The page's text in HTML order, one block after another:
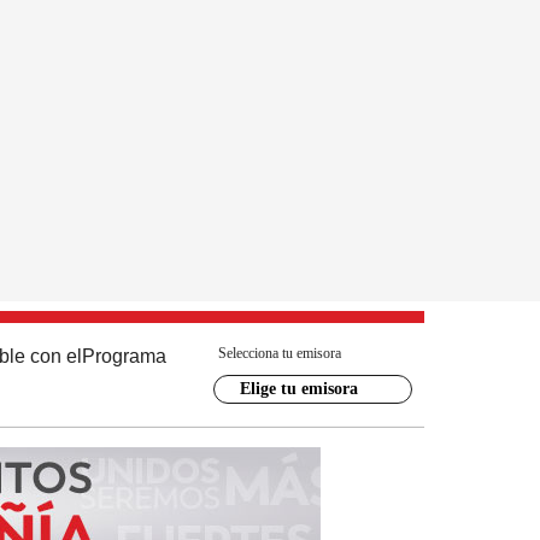
con el Programa Selecciona tu emisora
Elige tu emisora